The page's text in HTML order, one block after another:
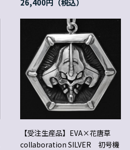
26,400円
【受注生産品】EVA×花唐草
collaboration SILVER 初号機